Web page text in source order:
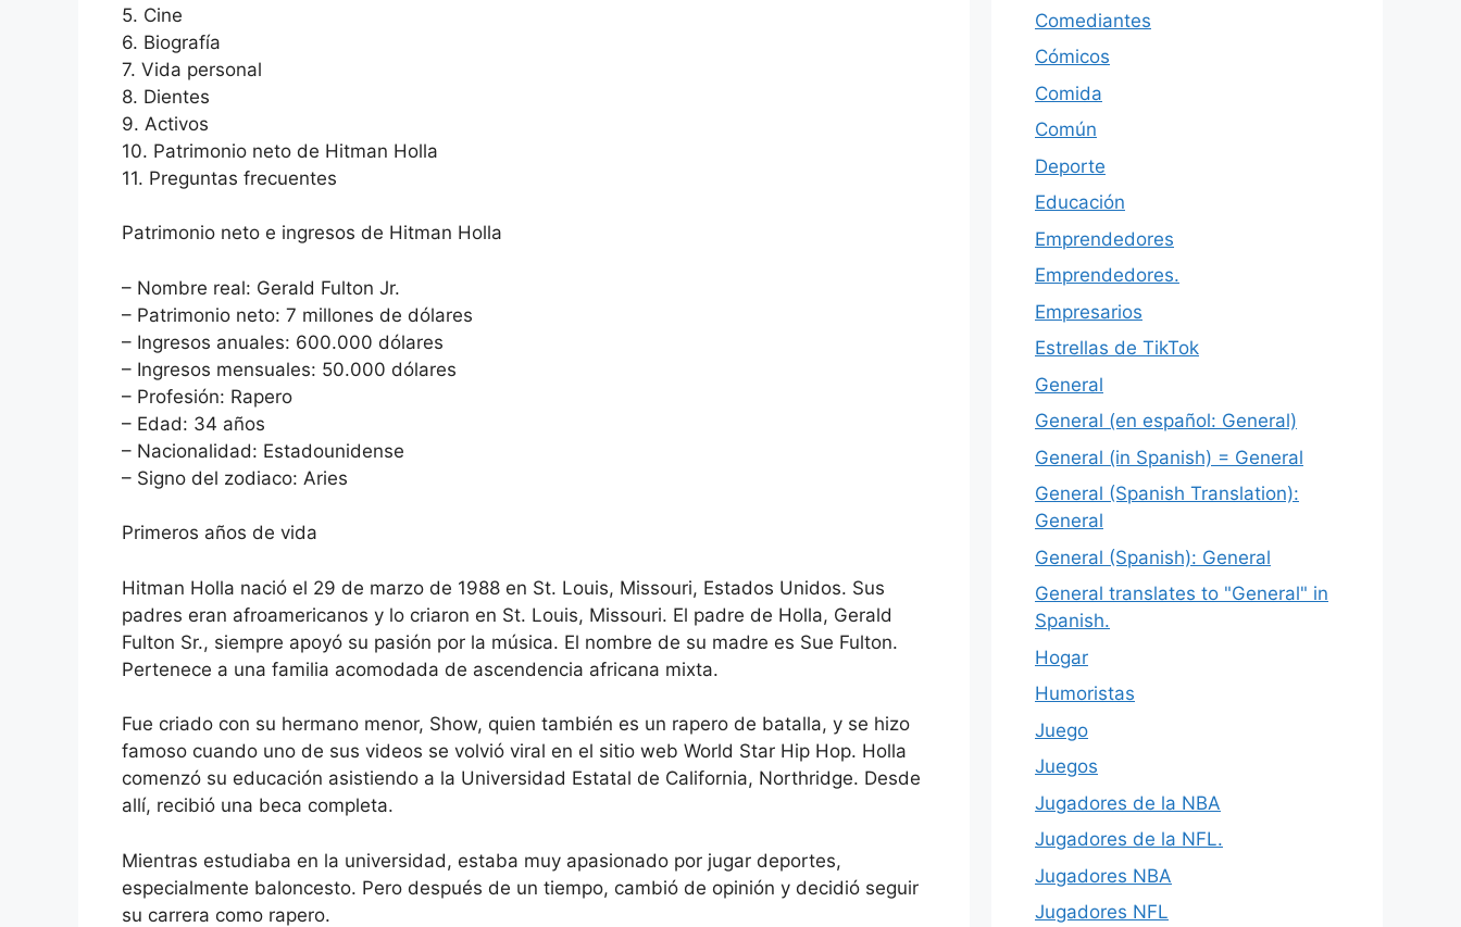
5. Cine
6. Biografía
7. Vida personal
8. Dientes
9. Activos
10. Patrimonio neto de Hitman Holla
11. Preguntas frecuentes
Patrimonio neto e ingresos de Hitman Holla
– Nombre real: Gerald Fulton Jr.
– Patrimonio neto: 7 millones de dólares
– Ingresos anuales: 600.000 dólares
– Ingresos mensuales: 50.000 dólares
– Profesión: Rapero
– Edad: 34 años
– Nacionalidad: Estadounidense
– Signo del zodiaco: Aries
Primeros años de vida
Hitman Holla nació el 29 de marzo de 1988 en St. Louis, Missouri, Estados Unidos. Sus
padres eran afroamericanos y lo criaron en St. Louis, Missouri. El padre de Holla, Gerald
Fulton Sr., siempre apoyó su pasión por la música. El nombre de su madre es Sue Fulton.
Pertenece a una familia acomodada de ascendencia africana mixta.
Fue criado con su hermano menor, Show, quien también es un rapero de batalla, y se hizo
famoso cuando uno de sus videos se volvió viral en el sitio web World Star Hip Hop. Holla
comenzó su educación asistiendo a la Universidad Estatal de California, Northridge. Desde
allí, recibió una beca completa.
Mientras estudiaba en la universidad, estaba muy apasionado por jugar deportes,
especialmente baloncesto. Pero después de un tiempo, cambió de opinión y decidió seguir
su carrera como rapero.
Comediantes
Cómicos
Comida
Común
Deporte
Educación
Emprendedores
Emprendedores.
Empresarios
Estrellas de TikTok
General
General (en español: General)
General (in Spanish) = General
General (Spanish Translation):
General
General (Spanish): General
General translates to "General" in
Spanish.
Hogar
Humoristas
Juego
Juegos
Jugadores de la NBA
Jugadores de la NFL.
Jugadores NBA
Jugadores NFL